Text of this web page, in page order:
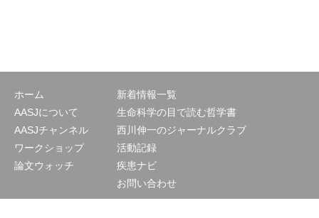
ホーム
AASJについて
AASJチャンネル
ワークショップ
論文ウォッチ
新着情報一覧
生命科学の目で読む哲学書
西川伸一のジャーナルクラブ
活動記録
疾患ナビ
お問い合わせ